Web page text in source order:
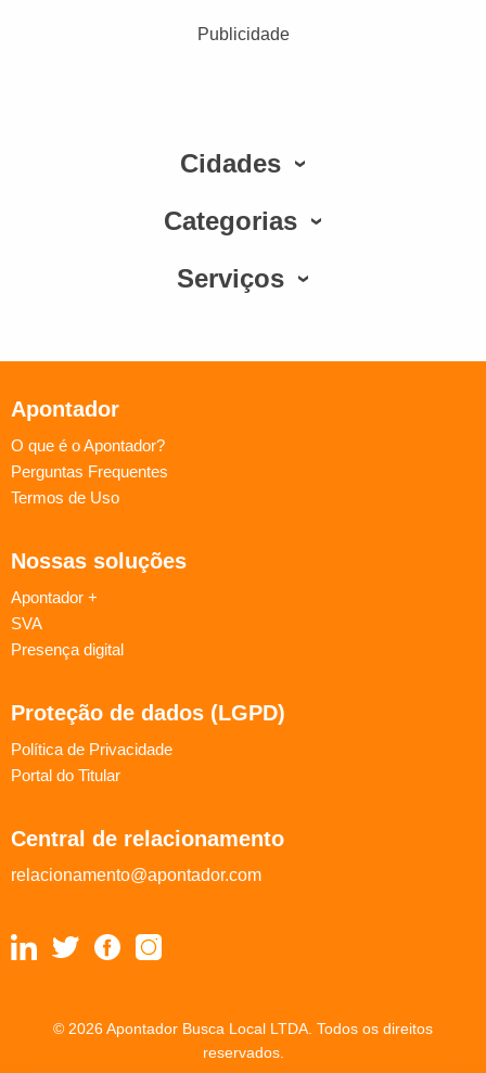
Publicidade
Cidades
Categorias
Serviços
Apontador
O que é o Apontador?
Perguntas Frequentes
Termos de Uso
Nossas soluções
Apontador +
SVA
Presença digital
Proteção de dados (LGPD)
Política de Privacidade
Portal do Titular
Central de relacionamento
relacionamento@apontador.com
© 2026 Apontador Busca Local LTDA. Todos os direitos
reservados.